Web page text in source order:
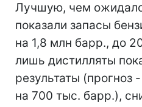
Лучшую, чем
показали запасы
на 1,8 млн барр., до
лишь дистилляты
результаты (прогноз
на 700 тыс. барр.),